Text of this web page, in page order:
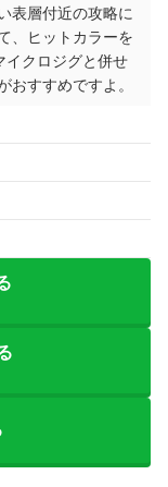
表層付近の攻略に
、ヒットカラーを
イクロジグと併せ
おすすめですよ。